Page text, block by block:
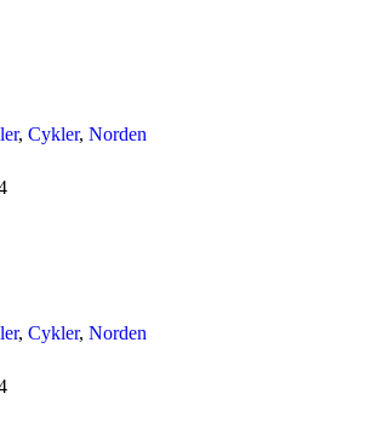
, Cykler, Norden
, Cykler, Norden